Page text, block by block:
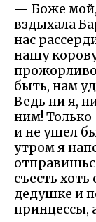
— Боже
вздыхала
нас
нашу
быть, нам
Ведь ни я,
ним!
и не ушел
утром я
съесть
дедушке и
принцессы,